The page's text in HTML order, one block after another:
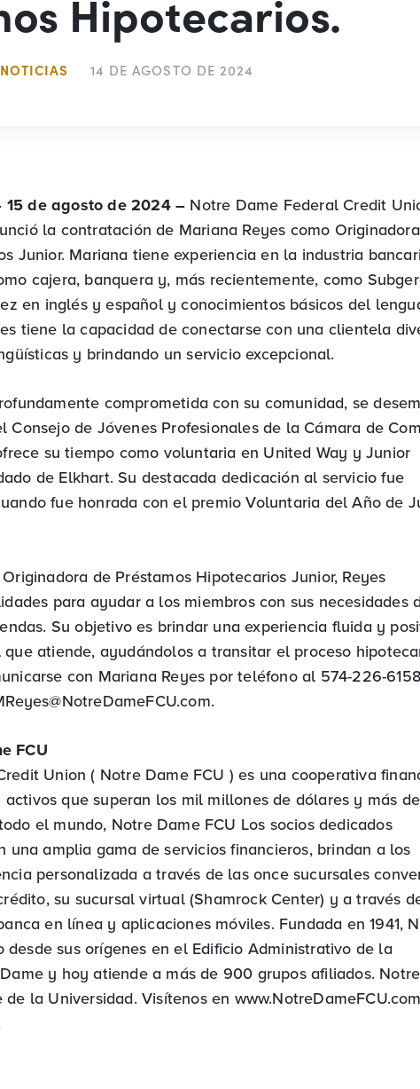
Hipotecarios.
NOTICIAS 14 DE AGOSTO DE 2024
15 de agosto de 2024 – Notre Dame Federal Credit
la contratación de Mariana Reyes como
Junior. Mariana tiene experiencia en la industria
cajera, banquera y, más recientemente, como
en inglés y español y conocimientos básicos del
tiene la capacidad de conectarse con una clientela
y brindando un servicio excepcional.
comprometida con su comunidad, se
Consejo de Jóvenes Profesionales de la Cámara de
su tiempo como voluntaria en United Way y Junior
de Elkhart. Su destacada dedicación al servicio fue
fue honrada con el premio Voluntaria del Año de
de Préstamos Hipotecarios Junior, Reyes
para ayudar a los miembros con sus necesidades
Su objetivo es brindar una experiencia fluida y
atiende, ayudándolos a transitar el proceso
con Mariana Reyes por teléfono al 574-226-
.
FCU
Union ( Notre Dame FCU ) es una cooperativa
activos que superan los mil millones de dólares y más de
el mundo, Notre Dame FCU Los socios dedicados
una amplia gama de servicios financieros, brindan a los
personalizada a través de las once sucursales
su sucursal virtual (Shamrock Center) y a través
en línea y aplicaciones móviles. Fundada en 1941,
desde sus orígenes en el Edificio Administrativo de la
y hoy atiende a más de 900 grupos afiliados.
la Universidad. Visítenos en